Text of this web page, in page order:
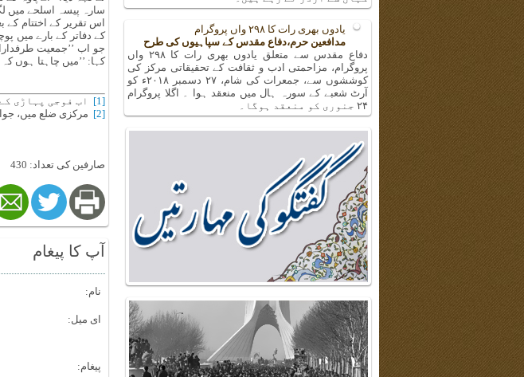
سارہ پیسہ اسلحے میں
اس تقریر کے اختتام
کے دفاتر کے بارے میں
جو اب ’’جمعیت
کہا: ’’میں چاہتا ہوں
[1]
اب فوجی پہاڑی
[2]
مرکزی ضلع میں،
صارفین کی تعداد: 430
آپ کا پیغام
نام:
ای میل:
پیغام:
یادوں بھری رات کا ۲۹۸ واں پروگرام
مدافعین حرم،دفاع مقدس کے سپاہیوں کی طرح
دفاع مقدس سے متعلق یادوں بھری رات کا ۲۹۸ واں
پروگرام، مزاحمتی ادب و ثقافت کے تحقیقاتی مرکز کی
کوششوں سے، جمعرات کی شام، ۲۷ دسمبر ۲۰۱۸ء کو
آرٹ شعبے کے سورہ ہال میں منعقد ہوا ۔ اگلا پروگرام
۲۴ جنوری کو منعقد ہوگا۔